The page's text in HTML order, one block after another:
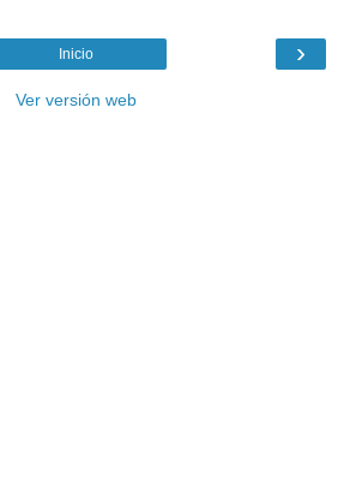
›
Inicio
Ver versión web